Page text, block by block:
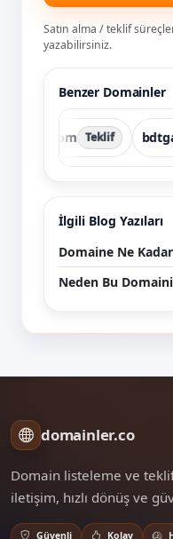
Satın alma / teklif
yazabilirsiniz.
Benzer Domainler
Teklif
İlgili Blog Yazıları
Domaine Ne
Neden Bu Domaini
domainler.co
Domain listeleme ve
iletişim, hızlı dönüş ve
Güvenli Kolay